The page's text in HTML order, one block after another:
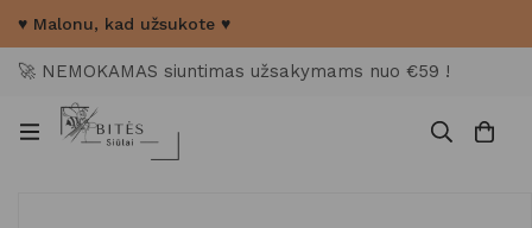
♥ Malonu, kad užsukote ♥
🚀 NEMOKAMAS siuntimas užsakymams nuo €59 !